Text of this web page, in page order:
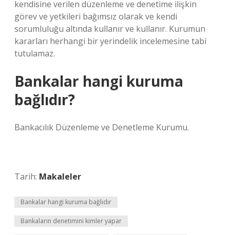
kendisine verilen düzenleme ve denetime ilişkin
görev ve yetkileri bağımsız olarak ve kendi
sorumluluğu altında kullanır ve kullanır. Kurumun
kararları herhangi bir yerindelik incelemesine tabi
tutulamaz.
Bankalar hangi kuruma
bağlıdır?
Bankacılık Düzenleme ve Denetleme Kurumu.
Tarih: Makaleler
Bankalar hangi kuruma bağlıdır
Bankaların denetimini kimler yapar